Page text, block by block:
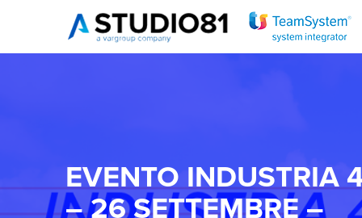
EVENTO INDUSTRIA
– 26 SETTEMBRE –